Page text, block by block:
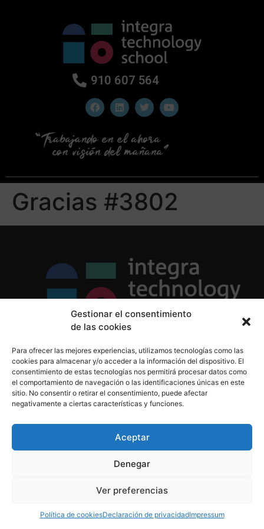
Gestionar el consentimiento
de las cookies
Para ofrecer las mejores experiencias, utilizamos tecnologías como las
cookies para almacenar y/o acceder a la información del dispositivo. El
consentimiento de estas tecnologías nos permitirá procesar datos como
el comportamiento de navegación o las identificaciones únicas en este
sitio. No consentir o retirar el consentimiento, puede afectar
negativamente a ciertas características y funciones.
Aceptar
Denegar
Ver preferencias
Política de cookiesDeclaración de privacidadImpressum
910 607 564
Gracias #3802
Política de Cookies
Aviso Legal
910 607 564
derechos reservados